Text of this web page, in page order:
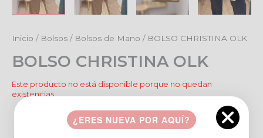
Inicio / Bolsos / Bolsos de Mano / BOLSO CHRISTINA OLK
BOLSO CHRISTINA OLK
Este producto no está disponible porque no quedan
existencias.
Añadir a favoritos¿ERES NUEVA POR AQUÍ?